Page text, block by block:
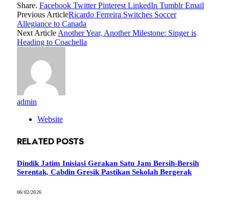
Share. Facebook Twitter Pinterest LinkedIn Tumblr Email
Previous ArticleRicardo Ferreira Switches Soccer
Allegiance to Canada
Next Article Another Year, Another Milestone: Singer is
Heading to Coachella
admin
Website
RELATED POSTS
Dindik Jatim Inisiasi Gerakan Satu Jam Bersih-Bersih
Serentak, Cabdin Gresik Pastikan Sekolah Bergerak
06/02/2026